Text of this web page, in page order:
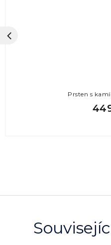
Prsten s